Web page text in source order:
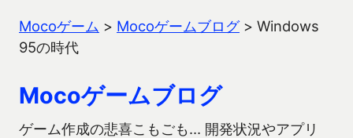
Mocoゲーム > Mocoゲームブログ> Windows
95の時代
Mocoゲームブログ
ゲーム作成の悲喜こもごも… 開発状況やアプリ